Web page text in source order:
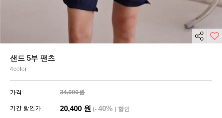
샌드 5부 팬츠
4color
가격 34,000원
기간 할인가 20,400 원 (- 40% ) 할인